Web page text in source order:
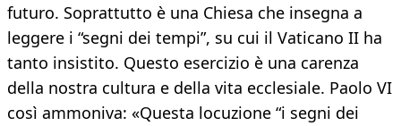
futuro. Soprattutto è una Chiesa che insegna a
leggere i “segni dei tempi”, su cui il Vaticano II ha
tanto insistito. Questo esercizio è una carenza
della nostra cultura e della vita ecclesiale. Paolo VI
così ammoniva: «Questa locuzione “i segni dei